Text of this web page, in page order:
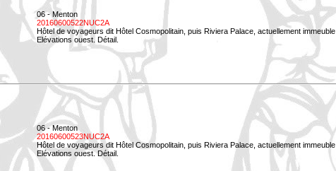
06 - Menton
20160600522NUC2A
Hôtel de voyageurs dit Hôtel Cosmopolitain, puis Riviera Palace, actuellement immeuble
Elévations ouest. Détail.
06 - Menton
20160600523NUC2A
Hôtel de voyageurs dit Hôtel Cosmopolitain, puis Riviera Palace, actuellement immeuble
Elévations ouest. Détail.